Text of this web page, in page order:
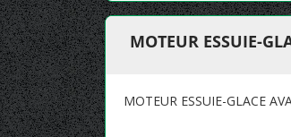
MOTEUR ESSUIE-
MOTEUR ESSUIE-GLACE